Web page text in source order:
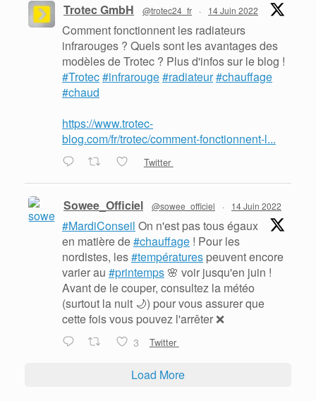
Trotec GmbH @trotec24_fr · 14 Juin 2022
Comment fonctionnent les radiateurs
infrarouges ? Quels sont les avantages des
modèles de Trotec ? Plus d'infos sur le blog !
#Trotec#infrarouge#radiateur#chauffage
#chaud
https://www.trotec-
blog.com/fr/trotec/comment-fonctionnent-l...
Twitter
Sowee_Officiel @sowee_officiel · 14 Juin 2022
#MardiConseil On n'est pas tous égaux
en matière de#chauffage ! Pour les
nordistes, les#températures peuvent encore
varier au #printemps 🌸 voir jusqu'en juin !
Avant de le couper, consultez la météo
(surtout la nuit 🌙) pour vous assurer que
cette fois vous pouvez l'arrêter ❌
3 Twitter
Load More